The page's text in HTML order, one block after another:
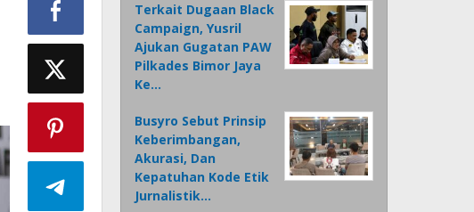
Terkait Dugaan Black
Campaign, Yusril
Ajukan Gugatan PAW
Pilkades Bimor Jaya
Ke…
Busyro Sebut Prinsip
Keberimbangan,
Akurasi, Dan
Kepatuhan Kode Etik
Jurnalistik…